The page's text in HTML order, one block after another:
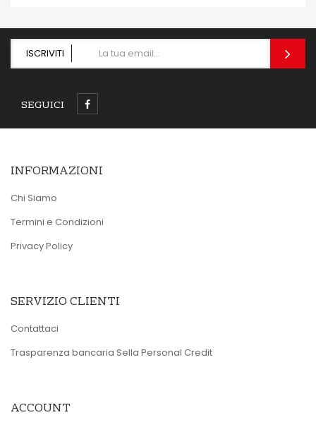
ISCRIVITI
SEGUICI
INFORMAZIONI
Chi Siamo
Termini e Condizioni
Privacy Policy
SERVIZIO CLIENTI
Contattaci
Trasparenza bancaria Sella Personal Credit
ACCOUNT